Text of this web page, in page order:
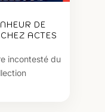
DE
ACTES
incontesté du